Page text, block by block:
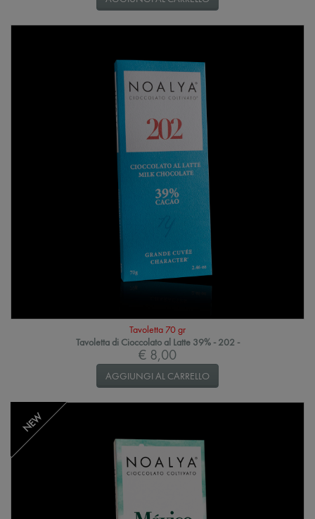
Tavoletta 70 gr
Tavoletta di Cioccolato al Latte 39% - 202 -
€ 8,00
AGGIUNGI AL CARRELLO
NEW